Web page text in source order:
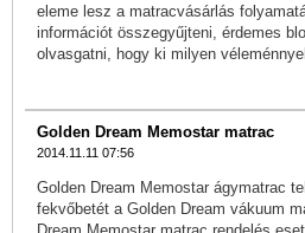
eleme lesz a matracvásárlás
információt összegyűjteni, érdemes
olvasgatni, hogy ki milyen
Golden Dream Memostar matrac
2014.11.11 07:56
Golden Dream Memostar ágymatrac
fekvőbetét a Golden Dream vákuum